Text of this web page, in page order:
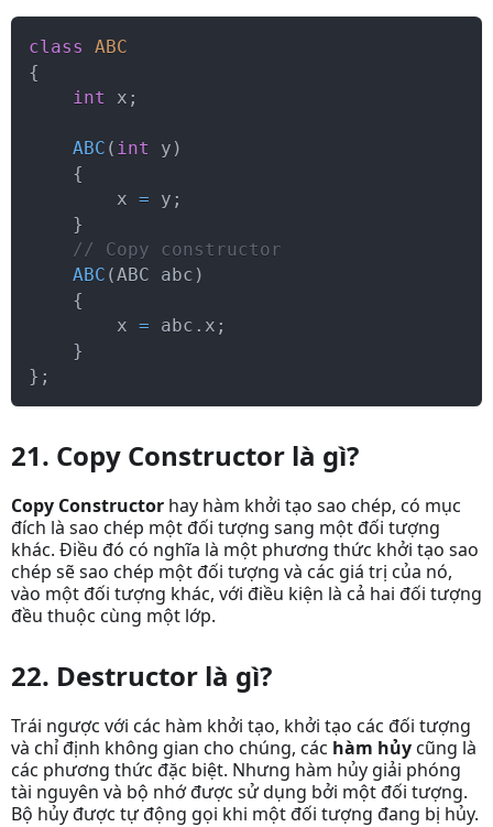
class
ABC
{
int
x ;
ABC ( int y )
{
        x
= y ;
}
// Copy constructor
ABC (ABC abc )
{
        x
= abc . x ;
}
} ;
21. Copy Constructor là gì?
Copy Constructor hay hàm khởi tạo sao chép, có mục
đích là sao chép một đối tượng sang một đối tượng
khác. Điều đó có nghĩa là một phương thức khởi tạo sao
chép sẽ sao chép một đối tượng và các giá trị của nó,
vào một đối tượng khác, với điều kiện là cả hai đối tượng
đều thuộc cùng một lớp.
22. Destructor là gì?
Trái ngược với các hàm khởi tạo, khởi tạo các đối tượng
và chỉ định không gian cho chúng, các hàm hủycũng là
các phương thức đặc biệt. Nhưng hàm hủy giải phóng
tài nguyên và bộ nhớ được sử dụng bởi một đối tượng.
Bộ hủy được tự động gọi khi một đối tượng đang bị hủy.